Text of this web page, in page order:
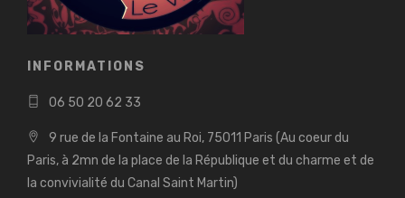
INFORMATIONS
06 50 20 62 33
9 rue de la Fontaine au Roi, 75011 Paris (Au coeur du
Paris, à 2mn de la place de la République et du charme et de
la convivialité du Canal Saint Martin)